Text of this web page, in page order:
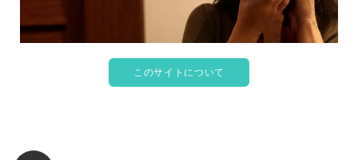
このサイトについて